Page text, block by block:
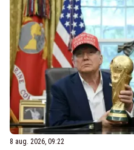
8 aug. 2026, 09:22